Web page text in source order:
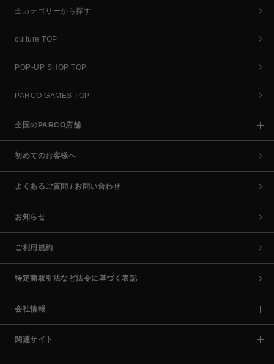
全カテゴリーから探す
culture TOP
POP-UP SHOP TOP
PARCO GAMES TOP
全国のPARCO店舗
初めてのお客様へ
よくあるご質問 / お問い合わせ
お知らせ
ご利用規約
特定商取引法など法令に基づく表記
会社情報
関連サイト